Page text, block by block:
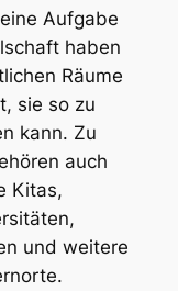
Aufgabe
haben
Räume
sie so zu
kann. Zu
auch
Kitas,
und weitere